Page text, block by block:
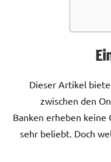
Dieser Artikel
zwischen den
Banken erheben keine
sehr beliebt. Doch